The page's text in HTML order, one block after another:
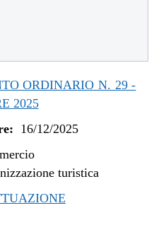
ORDINARIO N. 29 -
2025
16/12/2025
turistica